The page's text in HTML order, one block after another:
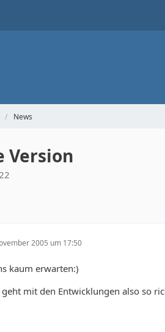
News
Version
2005 um 17:50
kaum erwarten:)
mit den Entwicklungen also so